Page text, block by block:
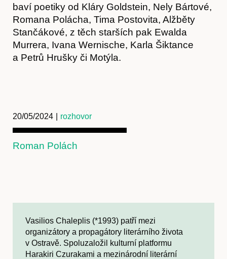
baví poetiky od Kláry Goldstein, Nely Bártové,
Romana Polácha, Tima Postovita, Alžběty
Stančákové, z těch starších pak Ewalda
Murrera, Ivana Wernische, Karla Šiktance
a Petrů Hrušky či Motýla.
20/05/2024 rozhovor
Roman Polách
Vasilios Chaleplis (*1993) patří mezi
organizátory a propagátory literárního života
v Ostravě. Spoluzaložil kulturní platformu
Harakiri Czurakami a mezinárodní literární